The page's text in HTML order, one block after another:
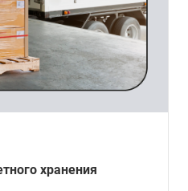
хранения